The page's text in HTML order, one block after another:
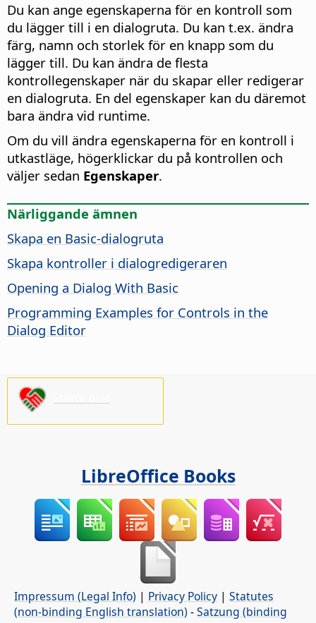
Du kan ange egenskaperna för en kontroll som
du lägger till i en dialogruta. Du kan t.ex. ändra
färg, namn och storlek för en knapp som du
lägger till. Du kan ändra de flesta
kontrollegenskaper när du skapar eller redigerar
en dialogruta. En del egenskaper kan du däremot
bara ändra vid runtime.
Om du vill ändra egenskaperna för en kontroll i
utkastläge, högerklickar du på kontrollen och
väljer sedan Egenskaper.
Närliggande ämnen
Skapa en Basic-dialogruta
Skapa kontroller i dialogredigeraren
Opening a Dialog With Basic
Programming Examples for Controls in the
Dialog Editor
LibreOffice Books
Impressum (Legal Info) | Privacy Policy | Statutes
(non-binding English translation) -Satzung (binding